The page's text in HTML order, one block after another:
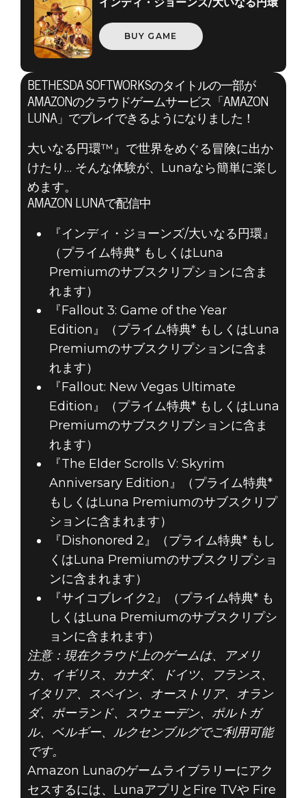
Indiana Jones and the Great Circle
2025年10月23日
『インディ・ジ
ョーンズ/大いな
る円環™』、
「FALLOUT」シ
リーズなどが
AMAZON LUNA
に登場
インディ・ジョーンズ/大いなる円環
BUY GAME
BETHESDA SOFTWORKSのタイトルの一部が
AMAZONのクラウドゲームサービス「AMAZON
LUNA」でプレイできるようになりました！
大いなる円環™』で世界をめぐる冒険に出か
けたり… そんな体験が、Lunaなら簡単に楽し
めます。
AMAZON LUNAで配信中
『インディ・ジョーンズ/大いなる円環』
（プライム特典* もしくはLuna
Premiumのサブスクリプションに含ま
れます）
『Fallout 3: Game of the Year
Edition』（プライム特典* もしくはLuna
Premiumのサブスクリプションに含ま
れます）
『Fallout: New Vegas Ultimate
Edition』（プライム特典* もしくはLuna
Premiumのサブスクリプションに含ま
れます）
『The Elder Scrolls V: Skyrim
Anniversary Edition』（プライム特典*
もしくはLuna Premiumのサブスクリプ
ションに含まれます）
『Dishonored 2』（プライム特典* もし
くはLuna Premiumのサブスクリプショ
ンに含まれます）
『サイコブレイク2』（プライム特典* も
しくはLuna Premiumのサブスクリプシ
ョンに含まれます）
注意：現在クラウド上のゲームは、アメリ
カ、イギリス、カナダ、ドイツ、フランス、
イタリア、スペイン、オーストリア、オラン
ダ、ポーランド、スウェーデン、ポルトガ
ル、ベルギー、ルクセンブルグでご利用可能
です。
Amazon Lunaのゲームライブラリーにアク
セスするには、LunaアプリとFire TVや Fire